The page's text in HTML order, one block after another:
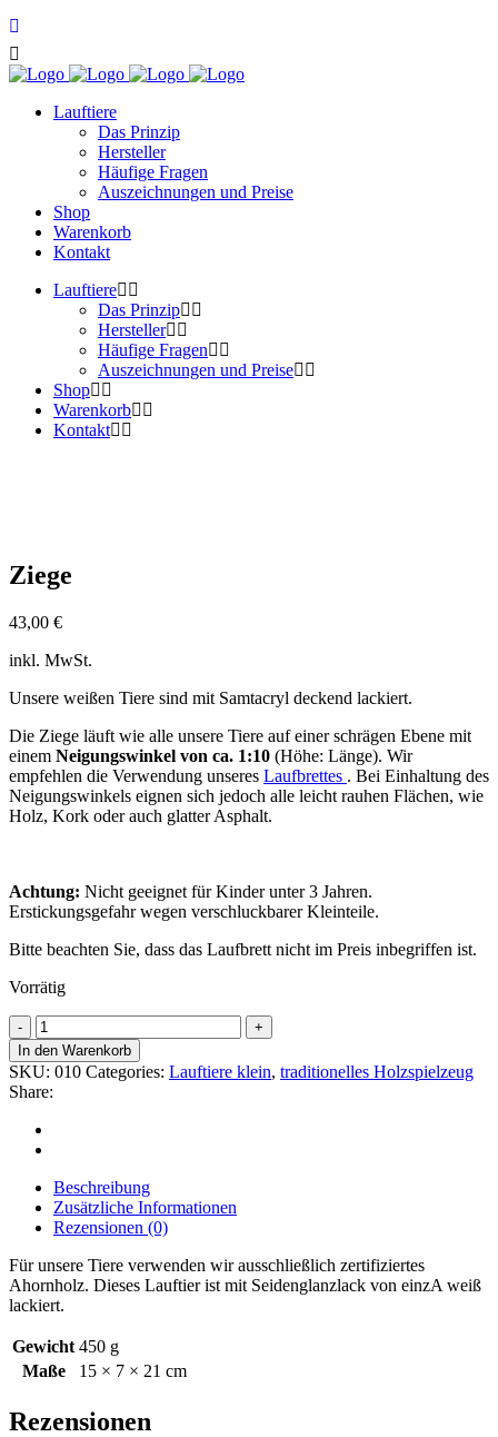
Lauftiere
Das Prinzip
Hersteller
Häufige Fragen
Auszeichnungen und Preise
Shop
Warenkorb
Kontakt
Lauftiere
Das Prinzip
Hersteller
Häufige Fragen
Auszeichnungen und Preise
Shop
Warenkorb
Kontakt
Ziege
43,00 €
inkl. MwSt.
Unsere weißen Tiere sind mit Samtacryl deckend lackiert.
Die Ziege läuft wie alle unsere Tiere auf einer schrägen Ebene mit
einem Neigungswinkel von ca. 1:10 (Höhe: Länge). Wir
empfehlen die Verwendung unseres Laufbrettes . Bei Einhaltung des
Neigungswinkels eignen sich jedoch alle leicht rauhen Flächen, wie
Holz, Kork oder auch glatter Asphalt.
Achtung: Nicht geeignet für Kinder unter 3 Jahren.
Erstickungsgefahr wegen verschluckbarer Kleinteile.
Bitte beachten Sie, dass das Laufbrett nicht im Preis inbegriffen ist.
Vorrätig
Ziege
quantity
In den Warenkorb
SKU: 010 Categories: Lauftiere klein, traditionelles Holzspielzeug
Share:
Beschreibung
Zusätzliche Informationen
Rezensionen (0)
Für unsere Tiere verwenden wir ausschließlich zertifiziertes
Ahornholz. Dieses Lauftier ist mit Seidenglanzlack von einzA weiß
lackiert.
Gewicht 450 g
Maße
15 × 7 × 21 cm
Rezensionen